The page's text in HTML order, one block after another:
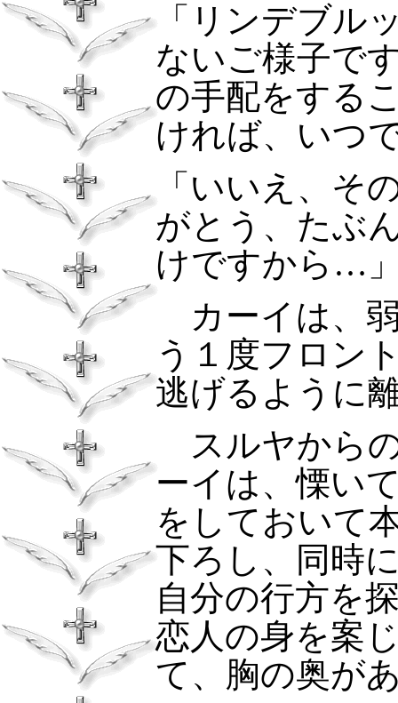
「リンデブル
ないご様子で
の手配をする
ければ、いつ
「いいえ、そ
がとう、たぶ
けですから…
カーイは、
う１度フロン
逃げるように
スルヤから
ーイは、慄い
をしておいて
下ろし、同時
自分の行方を
恋人の身を案
て、胸の奥が